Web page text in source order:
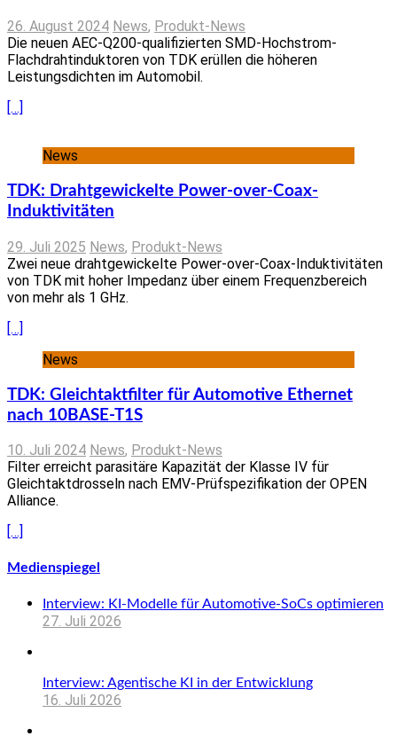
26. August 2024 News, Produkt-News
Die neuen AEC-Q200-qualifizierten SMD-Hochstrom-
Flachdrahtinduktoren von TDK erüllen die höheren
Leistungsdichten im Automobil.
[…]
News
TDK: Drahtgewickelte Power-over-Coax-
Induktivitäten
29. Juli 2025 News, Produkt-News
Zwei neue drahtgewickelte Power-over-Coax-Induktivitäten
von TDK mit hoher Impedanz über einem Frequenzbereich
von mehr als 1 GHz.
[…]
News
TDK: Gleichtaktfilter für Automotive Ethernet
nach 10BASE-T1S
10. Juli 2024 News, Produkt-News
Filter erreicht parasitäre Kapazität der Klasse IV für
Gleichtaktdrosseln nach EMV-Prüfspezifikation der OPEN
Alliance.
[…]
Medienspiegel
Interview: KI-Modelle für Automotive-SoCs optimieren
27. Juli 2026
Interview: Agentische KI in der Entwicklung
16. Juli 2026